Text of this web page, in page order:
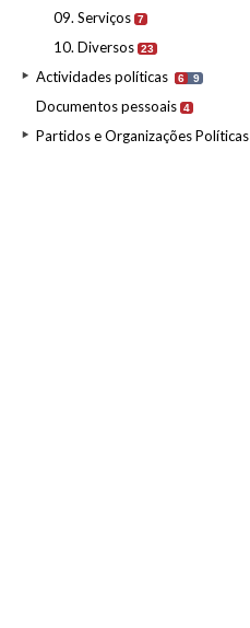
09. Serviços 7
10. Diversos 23
Actividades políticas 6 9
Documentos pessoais 4
Partidos e Organizações Políticas